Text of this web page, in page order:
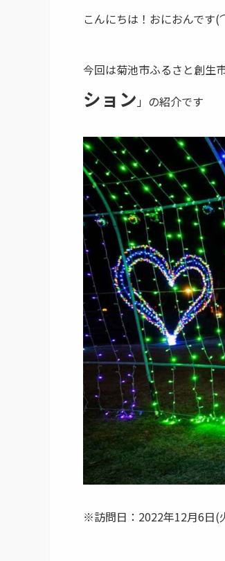
こんにちは！おにおんで
今回は菊池市ふるさと創生
ション 」の紹介です
※訪問日：2022年12月6日(